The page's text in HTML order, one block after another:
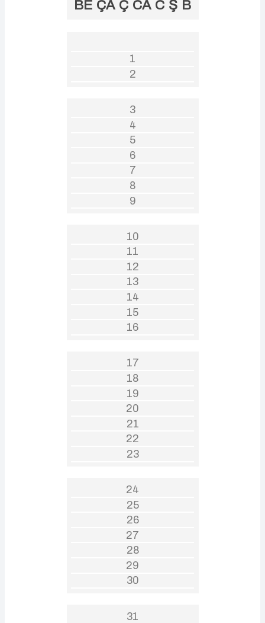
BE ÇA Ç CA C Ş B
1
2
3
4
5
6
7
8
9
10
11
12
13
14
15
16
17
18
19
20
21
22
23
24
25
26
27
28
29
30
31